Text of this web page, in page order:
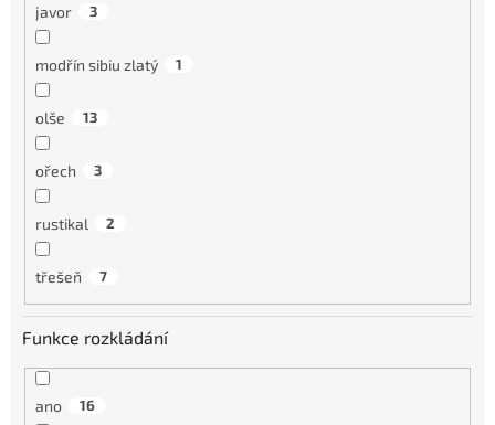
javor 3
modřín sibiu zlatý 1
olše 13
ořech 3
rustikal 2
třešeň 7
Funkce rozkládání
ano 16